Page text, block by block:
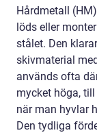
Hårdmetall
löds eller
stålet. Den
skivmaterial
används ofta
mycket höga,
när man hyvlar
Den tydliga